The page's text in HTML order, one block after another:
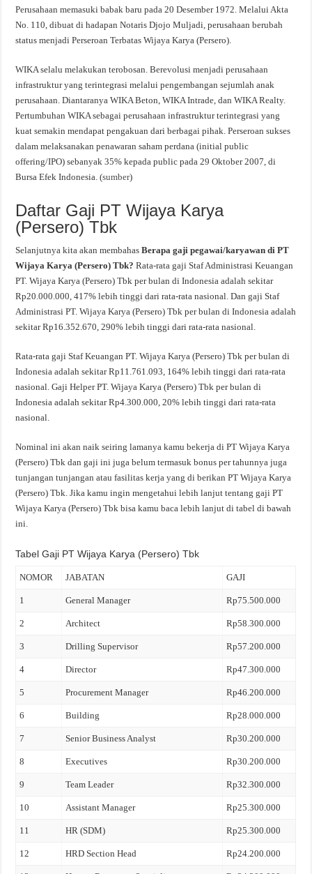
Perusahaan memasuki babak baru pada 20 Desember 1972. Melalui Akta
No. 110, dibuat di hadapan Notaris Djojo Muljadi, perusahaan berubah
status menjadi Perseroan Terbatas Wijaya Karya (Persero).
WIKA selalu melakukan terobosan. Berevolusi menjadi perusahaan
infrastruktur yang terintegrasi melalui pengembangan sejumlah anak
perusahaan. Diantaranya WIKA Beton, WIKA Intrade, dan WIKA Realty.
Pertumbuhan WIKA sebagai perusahaan infrastruktur terintegrasi yang
kuat semakin mendapat pengakuan dari berbagai pihak. Perseroan sukses
dalam melaksanakan penawaran saham perdana (initial public
offering/IPO) sebanyak 35% kepada public pada 29 Oktober 2007, di
Bursa Efek Indonesia. (sumber)
Daftar Gaji PT Wijaya Karya
(Persero) Tbk
Selanjutnya kita akan membahasBerapa gaji pegawai/karyawan di PT
Wijaya Karya (Persero) Tbk?Rata-rata gaji Staf Administrasi Keuangan
PT. Wijaya Karya (Persero) Tbk per bulan di Indonesia adalah sekitar
Rp20.000.000, 417% lebih tinggi dari rata-rata nasional. Dan gaji Staf
Administrasi PT. Wijaya Karya (Persero) Tbk per bulan di Indonesia adalah
sekitar Rp16.352.670, 290% lebih tinggi dari rata-rata nasional.
Rata-rata gaji Staf Keuangan PT. Wijaya Karya (Persero) Tbk per bulan di
Indonesia adalah sekitar Rp11.761.093, 164% lebih tinggi dari rata-rata
nasional. Gaji Helper PT. Wijaya Karya (Persero) Tbk per bulan di
Indonesia adalah sekitar Rp4.300.000, 20% lebih tinggi dari rata-rata
nasional.
Nominal ini akan naik seiring lamanya kamu bekerja di PT Wijaya Karya
(Persero) Tbk dan gaji ini juga belum termasuk bonus per tahunnya juga
tunjangan tunjangan atau fasilitas kerja yang di berikan PT Wijaya Karya
(Persero) Tbk. Jika kamu ingin mengetahui lebih lanjut tentang gaji PT
Wijaya Karya (Persero) Tbk bisa kamu baca lebih lanjut di tabel di bawah
ini.
Tabel Gaji PT Wijaya Karya (Persero) Tbk
NOMOR JABATAN GAJI
1 General Manager Rp75.500.000
2 Architect Rp58.300.000
3 Drilling Supervisor Rp57.200.000
4 Director Rp47.300.000
5 Procurement Manager Rp46.200.000
6 Building Rp28.000.000
7 Senior Business Analyst Rp30.200.000
8 Executives Rp30.200.000
9 Team Leader Rp32.300.000
10 Assistant Manager Rp25.300.000
11 HR (SDM) Rp25.300.000
12 HRD Section Head Rp24.200.000